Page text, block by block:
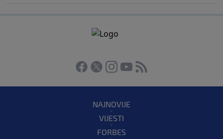
NAJNOVIJE
VIJESTI
FORBES